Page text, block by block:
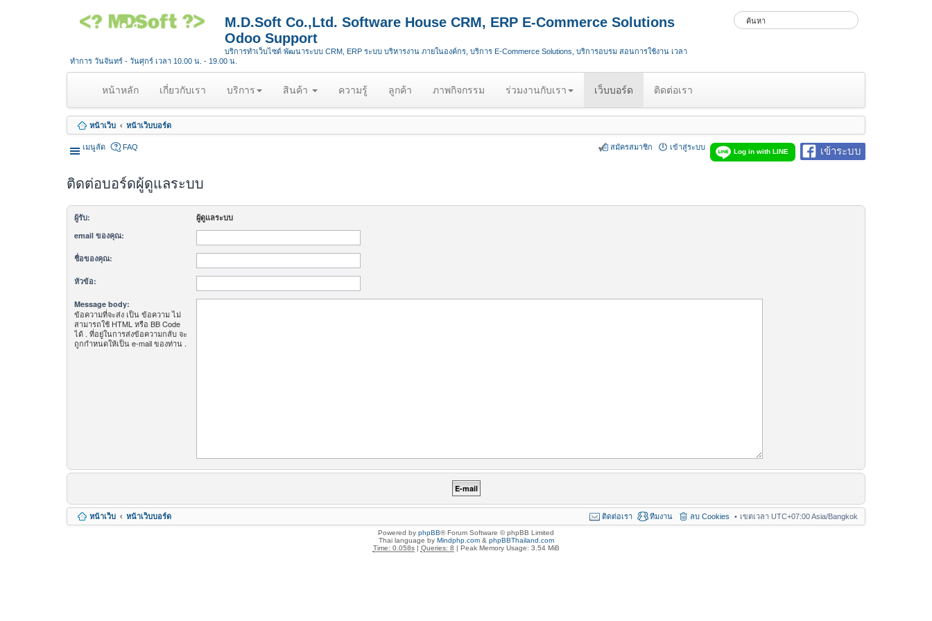
M.D.Soft Co.,Ltd. Software House CRM, ERP E-Commerce Solutions
Odoo Support
บริการทำเว็บไซต์ พัฒนาระบบ CRM, ERP ระบบ บริหารงาน ภายในองค์กร, บริการ E-Commerce Solutions, บริการอบรม สอนการใช้งาน เวลา
ทำการ วันจันทร์ - วันศุกร์ เวลา 10.00 น. - 19.00 น.
หน้าหลัก(
u
r
t
เกี่ยวกับเรา บริการ สินค้า ความรู้ ลูกค้า ภาพกิจกรรม ร่วมงานกับเรา เว็บบอร์ด ติดต่อเรา
หน้าเว็บ หน้าเว็บบอร์ด
เมนูลัด เข้าระบบ
Log in with LINE
FAQ เข้าสู่ระบบ
สมัครสมาชิก
ติดต่อบอร์ดผู้ดูแลระบบ
ผู้รับ:
ผู้ดูแลระบบ
email ของคุณ:
ชื่อของคุณ:
หัวข้อ:
Message body:
ข้อความที่จะส่ง เป็น ข้อความ ไม่
สามารถใช้ HTML หรือ BB Code
ได้ . ที่อยู่ในการส่งข้อความกลับ จะ
ถูกกำหนดให้เป็น e-mail ของท่าน .
หน้าเว็บ หน้าเว็บบอร์ด เขตเวลา UTC+07:00 Asia/Bangkok
ลบ Cookies
ทีมงาน
ติดต่อเรา
Powered by phpBB® Forum Software © phpBB Limited
Thai language by Mindphp.com& phpBBThailand.com
Time: 0.058s| Queries: 8 | Peak Memory Usage: 3.54 MiB